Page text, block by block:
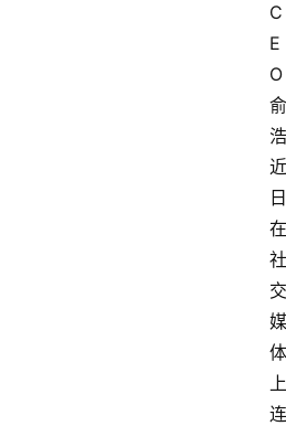
C
E
O
俞
浩
近
日
在
社
交
媒
体
上
连